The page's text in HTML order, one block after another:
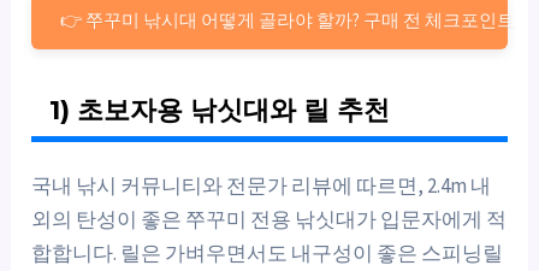
👉 쭈꾸미 낚시대 어떻게 골라야 할까? 구매 전 체크포인트
1) 초보자용 낚싯대와 릴 추천
국내 낚시 커뮤니티와 전문가 리뷰에 따르면, 2.4m 내
외의 탄성이 좋은 쭈꾸미 전용 낚싯대가 입문자에게 적
합합니다. 릴은 가벼우면서도 내구성이 좋은 스피닝릴